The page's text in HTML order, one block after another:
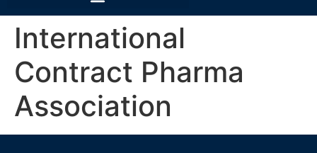
International
Contract Pharma
Association